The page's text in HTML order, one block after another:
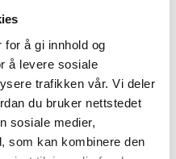
å gi innhold og
å levere sosiale
trafikken vår. Vi deler
du bruker nettstedet
sosiale medier,
som kan kombinere den